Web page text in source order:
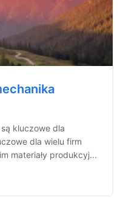
kluczowe dla
dla wielu firm
materiały produkcyj...